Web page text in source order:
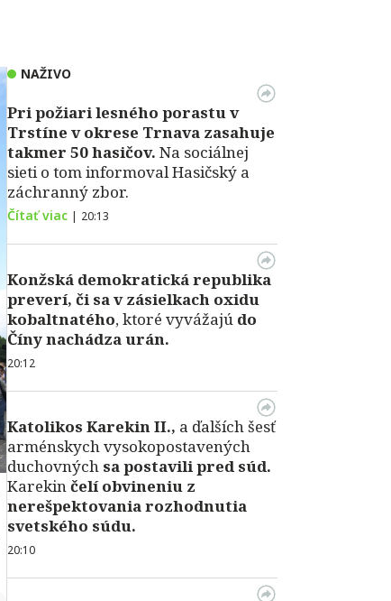
NAŽIVO
Pri požiari lesného porastu v
Trstíne v okrese Trnava zasahuje
takmer 50 hasičov. Na sociálnej
sieti o tom informoval Hasičský a
záchranný zbor.
Čítať viac | 20:13
Konžská demokratická republika
preverí, či sa v zásielkach oxidu
kobaltnatého, ktoré vyvážajú do
Číny nachádza urán.
20:12
Katolikos Karekin II., a ďalších šesť
arménskych vysokopostavených
duchovných sa postavili pred súd.
Karekinčelí obvineniu z
nerešpektovania rozhodnutia
svetského súdu.
20:10